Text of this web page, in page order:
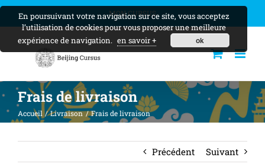
Skip
content
MON CURSUS
Frais de livraison
Accueil Livraison Frais de livraison
Précédent Suivant
En poursuivant votre navigation sur ce site, vous acceptez
l’utilisation de cookies pour vous proposer une meilleure
expérience de navigation. en savoir + ok